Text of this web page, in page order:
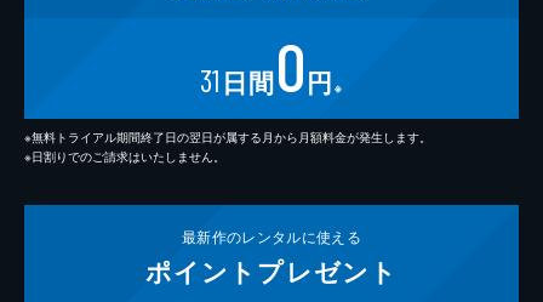
31 日間0円 ※
※無料トライアル期間終了日の翌日が属する月から月額料金が発生します。
※日割りでのご請求はいたしません。
最新作のレンタルに使える
ポイント プレゼント